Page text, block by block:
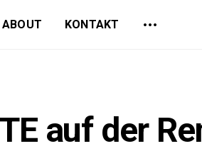
ABOUT KONTAKT
auf der